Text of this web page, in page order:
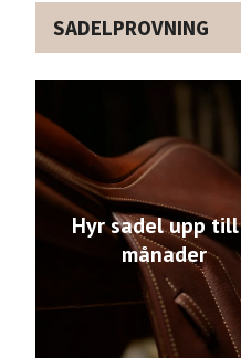
SADELPROVNING
Hyr sadel upp
månader